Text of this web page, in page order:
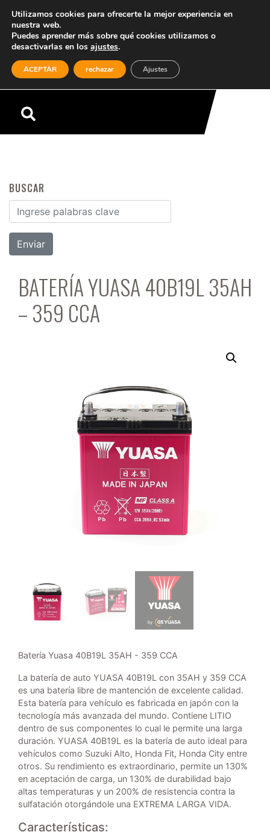
Menú
BUSCAR
Buscar por:
BATERÍA YUASA 40B19L 35AH
– 359 CCA
Batería Yuasa 40B19L 35AH - 359 CCA
La batería de auto YUASA 40B19L con 35AH y 359 CCA
es una batería libre de mantención de excelente calidad.
Esta batería para vehículo es fabricada en japón con la
tecnología más avanzada del mundo. Contiene LITIO
dentro de sus componentes lo cual le permite una larga
duración. YUASA 40B19L es la batería de auto ideal para
vehículos como Suzuki Alto, Honda Fit, Honda City entre
otros. Su rendimiento es extraordinario, permite un 130%
en aceptación de carga, un 130% de durabilidad bajo
altas temperaturas y un 200% de resistencia contra la
sulfatación otorgándole una EXTREMA LARGA VIDA.
Características:
Utilizamos cookies para ofrecerte la mejor experiencia en
nuestra web.
Puedes aprender más sobre qué cookies utilizamos o
desactivarlas en los ajustes.
ACEPTAR rechazar Ajustes